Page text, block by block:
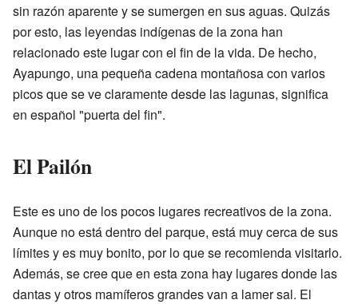
sin razón aparente y se sumergen en sus aguas. Quizás
por esto, las leyendas indígenas de la zona han
relacionado este lugar con el fin de la vida. De hecho,
Ayapungo, una pequeña cadena montañosa con varios
picos que se ve claramente desde las lagunas, significa
en español "puerta del fin".
El Pailón
Este es uno de los pocos lugares recreativos de la zona.
Aunque no está dentro del parque, está muy cerca de sus
límites y es muy bonito, por lo que se recomienda visitarlo.
Además, se cree que en esta zona hay lugares donde las
dantas y otros mamíferos grandes van a lamer sal. El